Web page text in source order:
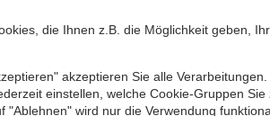
NORMA reduziert 2026 die Preise auf Al...
Februar die Preise auf Salami und Schi...
NORMA weitere Qualitätsweine um bis zu 1...
zum 17. Mal in Folge Bio- Gesamtsieger...